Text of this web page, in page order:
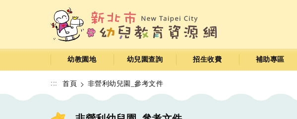
內
區
幼教園地 幼兒園查詢 招生收費 補助專區
::: 首頁 非營利幼兒園_參考文件